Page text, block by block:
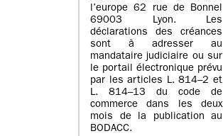
l’europe 62 rue de Bonnel
69003 Lyon. Les
déclarations des créances
sont à adresser au
mandataire judiciaire ou sur
le portail électronique prévu
par les articles L. 814–2 et
L. 814–13 du code de
commerce dans les deux
mois de la publication au
BODACC.